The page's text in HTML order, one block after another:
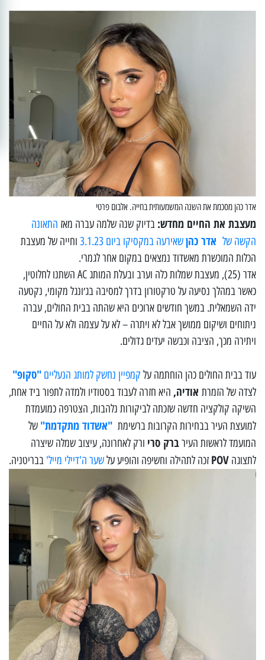
אדר כהן מסכמת את השנה המשמעותית בחייה. אלבום פרטי
מעצבת את החיים מחדש: בדיוק שנה שלמה עברה מאז התאונה
הקשה של אדר כהןשאירעה במקסיקו ביום 3.1.23
וחייה של מעצבת
הכלות המוכשרת מאשדוד נמצאים במקום אחר לגמרי.
אדר (25), מעצבת שמלות כלה וערב ובעלת המותג AC השתנו לחלוטין,
כאשר במהלך נסיעה על טרקטורון בדרך למסיבה בג׳ונגל מקומי, נקטעה
ידה השמאלית. במשך חודשים ארוכים היא שהתה בבית החולים, עברה
ניתוחים ושיקום ממושך אבל לא ויתרה – לא על עצמה ולא על החיים
ויתירה מכך, הציבה וכבשה יעדים גדולים.
עוד בבית החולים כהן הוחתמה על קמפיין נחשק למותג הנעליים "סקופ"
לצדה של הזמרת אודיה, היא חזרה לעבוד בסטודיו ולמדה לתפור ביד אחת,
השיקה קולקציה חדשה שזכתה לביקורות נלהבות, הצטרפה כמועמדת
למועצת העיר בבחירות הקרובות ברשימת "אשדוד מתקדמת" של
המועמד לראשות העירברק סרי ורק לאחרונה, עיצוב שמלה שיצרה
לתצוגה POVזכה לתהילה וחשיפה והופיע עלשער ה'דיילי מייל' בבריטניה.